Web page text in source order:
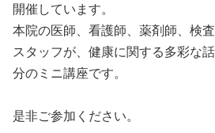
開催しています。
本院の医師、看護師、薬剤師、検
スタッフが、健康に関する多彩な
分のミニ講座です。
是非ご参加ください。